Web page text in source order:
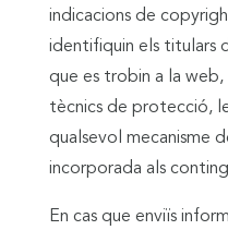
indicacions de
identifiquin els titulars
que es trobin a la
tècnics de protecció,
qualsevol mecanisme
incorporada als
En cas que enviïs